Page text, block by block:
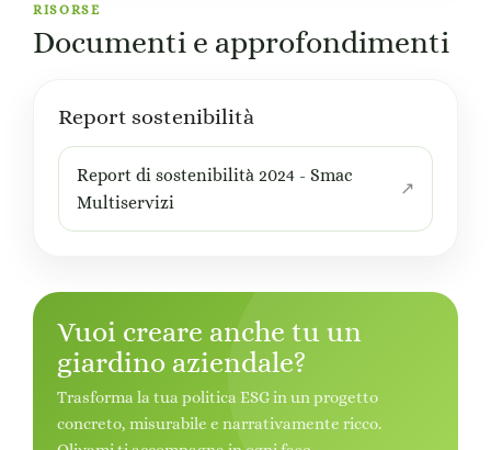
RISORSE
Documenti e approfondimenti
Report sostenibilità
Report di sostenibilità 2024 - Smac
Multiservizi
Vuoi creare anche tu un
giardino aziendale?
Trasforma la tua politica ESG in un progetto
concreto, misurabile e narrativamente ricco.